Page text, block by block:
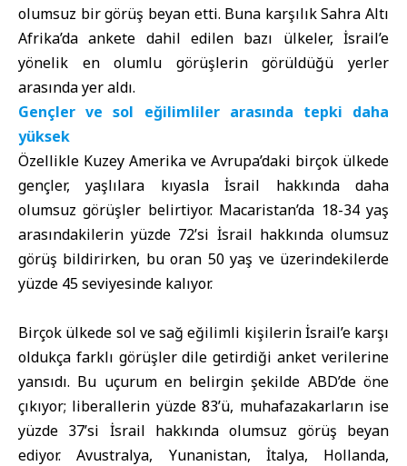
olumsuz bir görüş beyan etti. Buna karşılık Sahra Altı
Afrika’da ankete dahil edilen bazı ülkeler, İsrail’e
yönelik en olumlu görüşlerin görüldüğü yerler
arasında yer aldı.
Gençler ve sol eğilimliler arasında tepki daha
yüksek
Özellikle Kuzey Amerika ve Avrupa’daki birçok ülkede
gençler, yaşlılara kıyasla İsrail hakkında daha
olumsuz görüşler belirtiyor. Macaristan’da 18-34 yaş
arasındakilerin yüzde 72’si İsrail hakkında olumsuz
görüş bildirirken, bu oran 50 yaş ve üzerindekilerde
yüzde 45 seviyesinde kalıyor.
Birçok ülkede sol ve sağ eğilimli kişilerin İsrail’e karşı
oldukça farklı görüşler dile getirdiği anket verilerine
yansıdı. Bu uçurum en belirgin şekilde ABD’de öne
çıkıyor; liberallerin yüzde 83’ü, muhafazakarların ise
yüzde 37’si İsrail hakkında olumsuz görüş beyan
ediyor. Avustralya, Yunanistan, İtalya, Hollanda,